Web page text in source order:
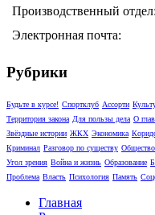
Производственный отдел:
Электронная почта:
Рубрики
Будьте в курсе! Спортклуб Ассорти
Территория закона Для пользы дела О
Звёздные истории ЖКХ Экономика
Криминал Разговор по существу Общество
Угол зрения Война и жизнь Образование
Проблема Власть Психология Память
Главная